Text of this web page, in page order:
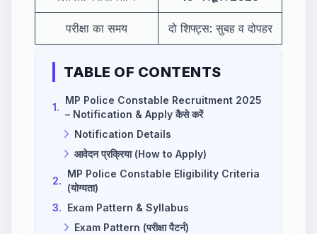
परीक्षा का समय दो शिफ्ट्स: सुबह व दोपहर
TABLE OF CONTENTS
1.
MP Police Constable Recruitment 2025
– Notification & Apply कैसे करें
Notification Details
आवेदन प्रक्रिया (How to Apply)
2.
MP Police Constable Eligibility Criteria
(योग्यता)
3. Exam Pattern & Syllabus
Exam Pattern (परीक्षा पैटर्न)